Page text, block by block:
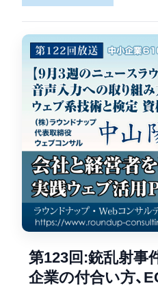
第123回:銃乱射事
企業の付合い方、